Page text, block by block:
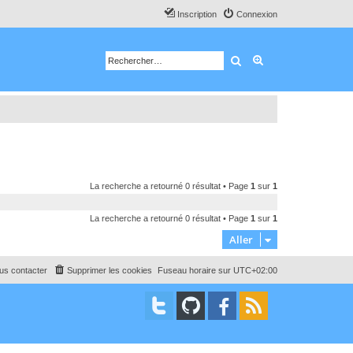
Connexion
Inscription
Rechercher
La recherche a retourné 0 résultat • Page 1 sur 1
La recherche a retourné 0 résultat • Page 1 sur 1
Aller
Fuseau horaire sur UTC+02:00
Supprimer les cookies
contacter